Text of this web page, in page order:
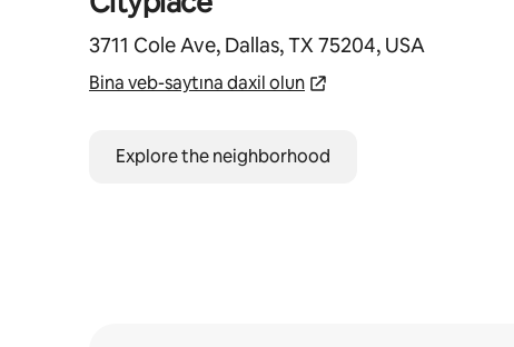
3711 Cole Ave, Dallas, TX 75204, USA
Bina veb-saytına daxil olun
Explore the neighborhood